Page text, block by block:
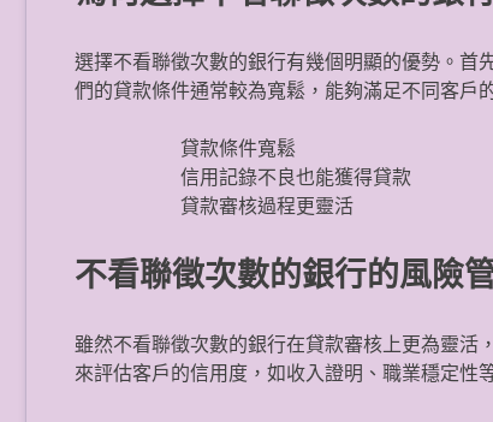
選擇不看聯徵次數的銀行有幾個明顯的優勢。首
們的貸款條件通常較為寬鬆，能夠滿足不同客戶
貸款條件寬鬆
信用記錄不良也能獲得貸款
貸款審核過程更靈活
不看聯徵次數的銀行的風險
雖然不看聯徵次數的銀行在貸款審核上更為靈活
來評估客戶的信用度，如收入證明、職業穩定性